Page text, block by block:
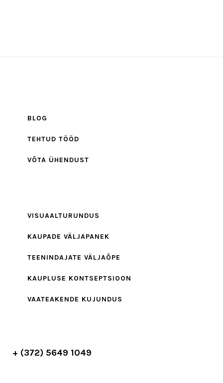
BLOG
TEHTUD TÖÖD
VÕTA ÜHENDUST
VISUAALTURUNDUS
KAUPADE VÄLJAPANEK
TEENINDAJATE VÄLJAÕPE
KAUPLUSE KONTSEPTSIOON
VAATEAKENDE KUJUNDUS
+ (372) 5649 1049